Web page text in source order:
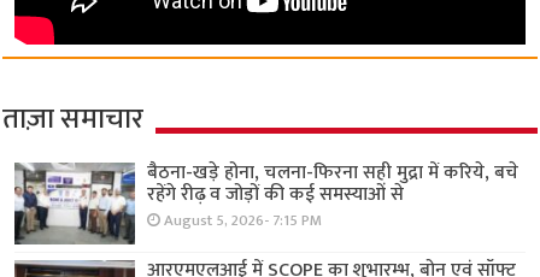
ताज़ा समाचार
बैठना-खड़े होना, चलना-फिरना सही मुद्रा में करिये, बचे
रहेंगे रीढ़ व जोड़ों की कई समस्याओं से
August 5, 2026- 7:15 PM